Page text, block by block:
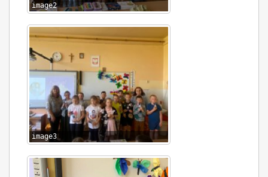
image2
image3